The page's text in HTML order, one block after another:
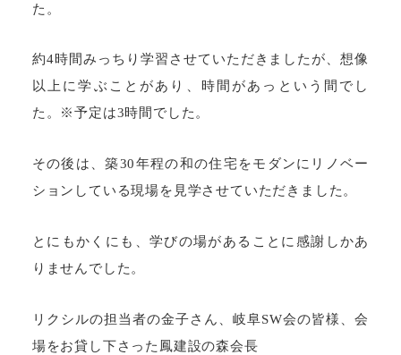
た。
約4時間みっちり学習させていただきましたが、想像
以上に学ぶことがあり、時間があっという間でし
た。※予定は3時間でした。
その後は、築30年程の和の住宅をモダンにリノベー
ションしている現場を見学させていただきました。
とにもかくにも、学びの場があることに感謝しかあ
りませんでした。
リクシルの担当者の金子さん、岐阜SW会の皆様、会
場をお貸し下さった鳳建設の森会長